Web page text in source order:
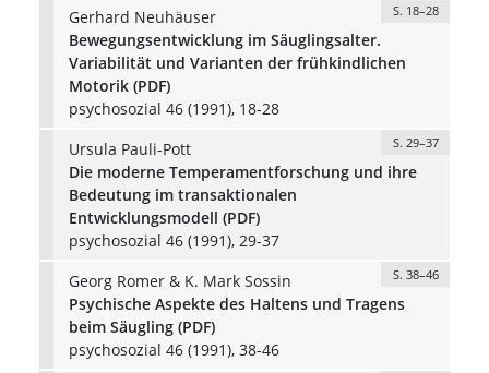
Gerhard Neuhäuser
S. 18–28
Bewegungsentwicklung im Säuglingsalter.
Variabilität und Varianten der frühkindlichen
Motorik (PDF)
psychosozial 46 (1991), 18-28
Ursula Pauli-Pott
S. 29–37
Die moderne Temperamentforschung und ihre
Bedeutung im transaktionalen
Entwicklungsmodell (PDF)
psychosozial 46 (1991), 29-37
Georg Romer & K. Mark Sossin
S. 38–46
Psychische Aspekte des Haltens und Tragens
beim Säugling (PDF)
psychosozial 46 (1991), 38-46